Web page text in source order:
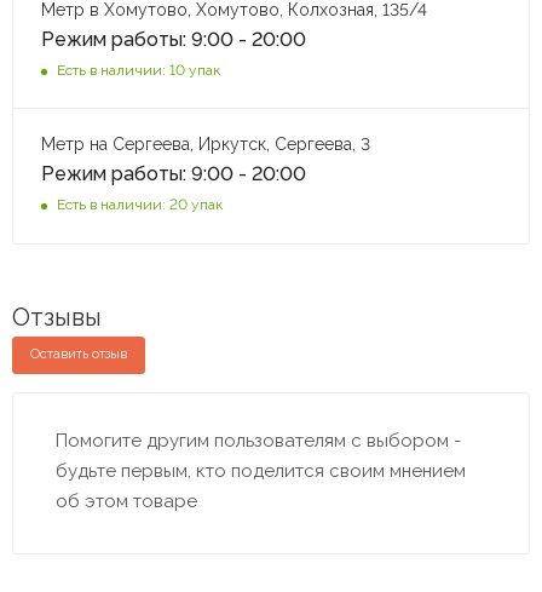
Метр в Хомутово, Хомутово, Колхозная, 135/4
Режим работы: 9:00 - 20:00
Есть в наличии: 10 упак
Метр на Сергеева, Иркутск, Сергеева, 3
Режим работы: 9:00 - 20:00
Есть в наличии: 20 упак
Отзывы
Оставить отзыв
Помогите другим пользователям с выбором -
будьте первым, кто поделится своим мнением
об этом товаре